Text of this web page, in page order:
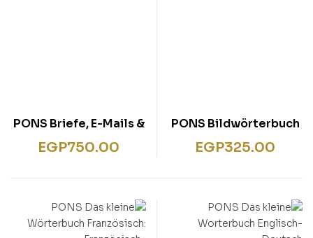
PONS Bildwörterbuch
Englisch: 1.500
EGP325.00
PONS Briefe, E-Mails &
Bewerbungen
EGP750.00